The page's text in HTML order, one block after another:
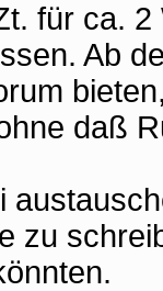
für ca.
Ab
daß
zu